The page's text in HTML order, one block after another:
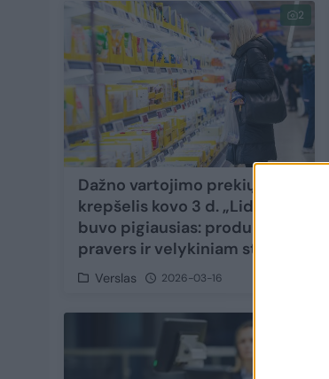
2
Dažno vartojimo prekių
krepšelis kovo 3 d. „Lidl“
buvo pigiausias: produktai
pravers ir velykiniam stalui
Verslas 2026-03-16